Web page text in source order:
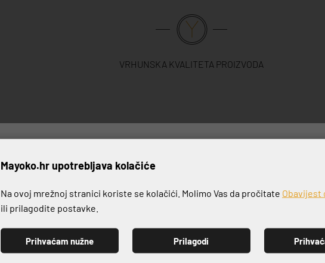
VRHUNSKA KVALITETA PROIZVODA
-20% Prijavite se na naš
PRIJAVI SE
Mayoko.hr upotrebljava kolačiće
Na ovoj mrežnoj stranici koriste se kolačići. Molimo Vas da pročitate Obavijest
ili prilagodite postavke.
Prihvaćam nužne Prilagodi